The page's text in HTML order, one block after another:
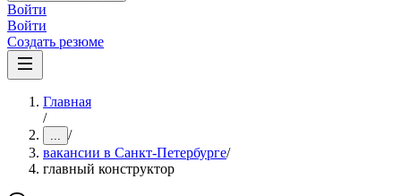
Войти
Войти
Создать резюме
Главная
/
... /
вакансии в Санкт-Петербурге/
главный конструктор